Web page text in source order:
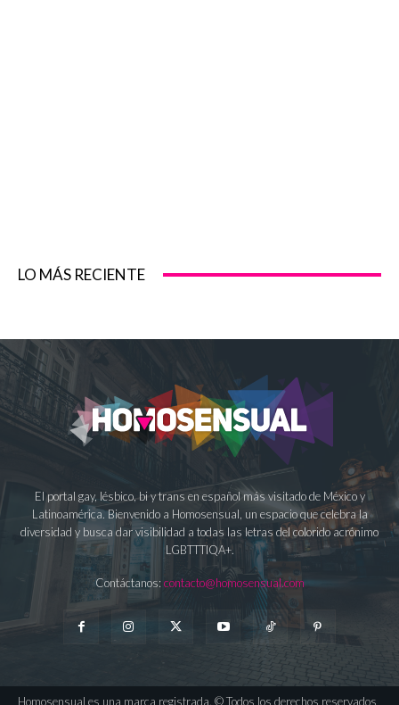
LO MÁS RECIENTE
El portal gay, lésbico, bi y trans en español más visitado de México y
Latinoamérica. Bienvenido a Homosensual, un espacio que celebra la
diversidad y busca dar visibilidad a todas las letras del colorido acrónimo
LGBTTTIQA+.
Contáctanos: contacto@homosensual.com
Homosensual es una marca registrada. © Todos los derechos reservados